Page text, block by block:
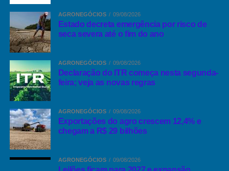
AGRONEGÓCIOS 09/08/2026
Estado decreta emergência por risco de
seca severa até o fim do ano
AGRONEGÓCIOS 09/08/2026
Declaração do ITR começa nesta segunda-
feira; veja as novas regras
AGRONEGÓCIOS 09/08/2026
Exportações do agro crescem 12,4% e
chegam a R$ 29 bilhões
AGRONEGÓCIOS 09/08/2026